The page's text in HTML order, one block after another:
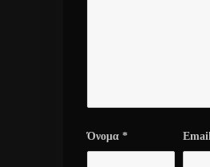
Όνομα * Email